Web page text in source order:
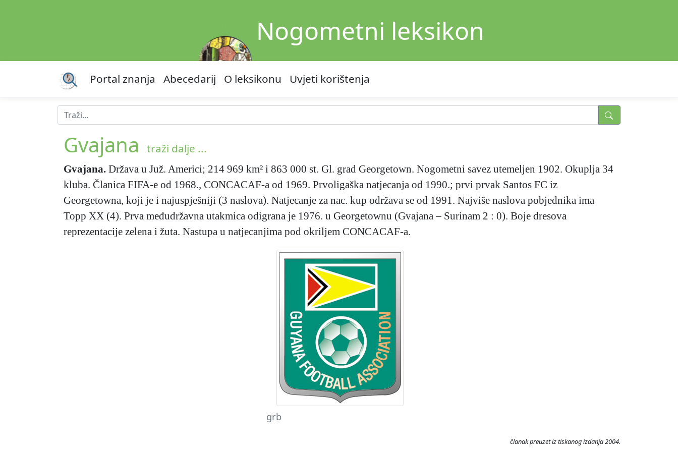
Nogometni leksikon
Portal znanja Abecedarij O leksikonu Uvjeti korištenja
Gvajana traži dalje ...
Gvajana. Država u Juž. Americi; 214 969 km² i 863 000 st. Gl. grad Georgetown. Nogometni savez utemeljen 1902. Okuplja 34
kluba. Članica FIFA-e od 1968., CONCACAF-a od 1969. Prvoligaška natjecanja od 1990.; prvi prvak Santos FC iz
Georgetowna, koji je i najuspješniji (3 naslova). Natjecanje za nac. kup održava se od 1991. Najviše naslova pobjednika ima
Topp XX (4). Prva međudržavna utakmica odigrana je 1976. u Georgetownu (Gvajana – Surinam 2 : 0). Boje dresova
reprezentacije zelena i žuta. Nastupa u natjecanjima pod okriljem CONCACAF-a.
grb
članak preuzet iz tiskanog izdanja 2004.